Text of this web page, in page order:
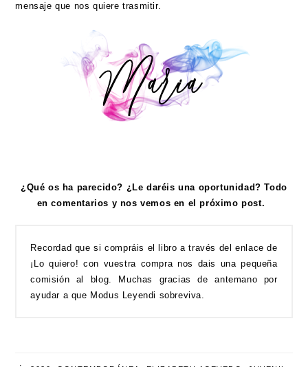
mensaje que nos quiere trasmitir.
¿Qué os ha parecido? ¿Le daréis una oportunidad? Todo
en comentarios y nos vemos en el próximo post.
Recordad que si compráis el libro a través del enlace de
¡Lo quiero! con vuestra compra nos dais una pequeña
comisión al blog. Muchas gracias de antemano por
ayudar a que Modus Leyendi sobreviva.